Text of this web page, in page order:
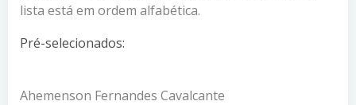
lista está em ordem alfabética.
Pré-selecionados:
Ahemenson Fernandes Cavalcante